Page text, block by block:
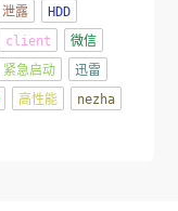
泄露
HDD
client
微信
紧急启动
迅雷
高性能
nezha